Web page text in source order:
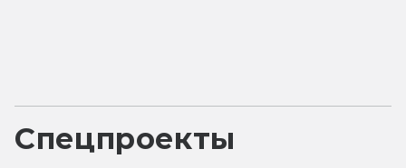
Спецпроекты